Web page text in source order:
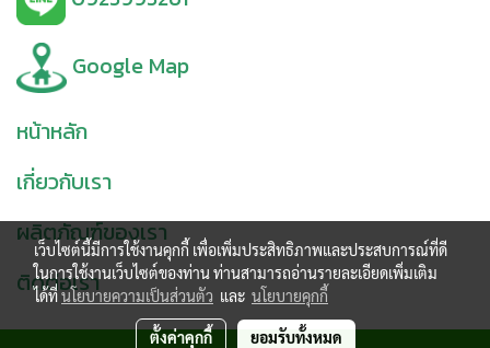
Google Map
หน้าหลัก
เกี่ยวกับเรา
ผลิตภัณฑ์ของเรา
ติดต่อเรา
เว็บไซต์นี้มีการใช้งานคุกกี้ เพื่อเพิ่มประสิทธิภาพและประสบการณ์ที่ดี
ในการใช้งานเว็บไซต์ของท่าน ท่านสามารถอ่านรายละเอียดเพิ่มเติม
ได้ที่นโยบายความเป็นส่วนตัว และ นโยบายคุกกี้
ตั้งค่าคุกกี้ ยอมรับทั้งหมด